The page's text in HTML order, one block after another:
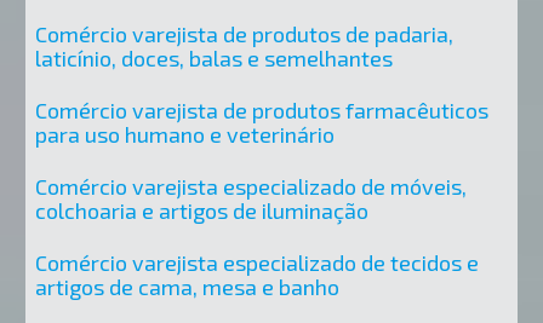
Comércio varejista de produtos de padaria,
laticínio, doces, balas e semelhantes
Comércio varejista de produtos farmacêuticos
para uso humano e veterinário
Comércio varejista especializado de móveis,
colchoaria e artigos de iluminação
Comércio varejista especializado de tecidos e
artigos de cama, mesa e banho